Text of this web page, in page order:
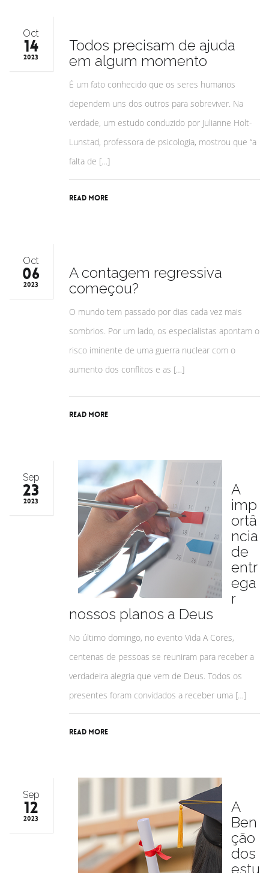
Oct
14
2023
Todos precisam de ajuda
em algum momento
É um fato conhecido que os seres humanos
dependem uns dos outros para sobreviver. Na
verdade, um estudo conduzido por Julianne Holt-
Lunstad, professora de psicologia, mostrou que “a
falta de […]
Read More
Oct
06
2023
A contagem regressiva
começou?
O mundo tem passado por dias cada vez mais
sombrios. Por um lado, os especialistas apontam o
risco iminente de uma guerra nuclear com o
aumento dos conflitos e as […]
Read More
Sep
23
2023
A
imp
ortâ
ncia
de
entr
ega
r
nossos planos a Deus
No último domingo, no evento Vida A Cores,
centenas de pessoas se reuniram para receber a
verdadeira alegria que vem de Deus. Todos os
presentes foram convidados a receber uma […]
Read More
Sep
12
2023
A
Ben
ção
dos
estu